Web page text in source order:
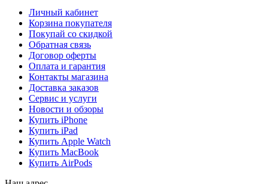
Личный кабинет
Корзина покупателя
Покупай со скидкой
Обратная связь
Договор оферты
Оплата и гарантия
Контакты магазина
Доставка заказов
Сервис и услуги
Новости и обзоры
Купить iPhone
Купить iPad
Купить Apple Watch
Купить MacBook
Купить AirPods